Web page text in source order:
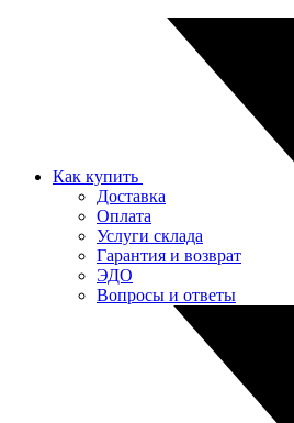
Как купить
Доставка
Оплата
Услуги склада
Гарантия и возврат
ЭДО
Вопросы и ответы